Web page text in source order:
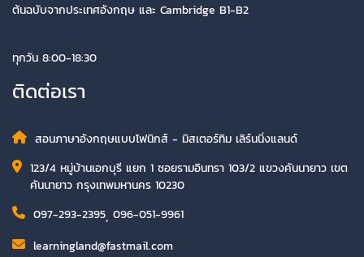
ต้นฉบับจากประเทศอังกฤษ และ Cambridge B1-B2
ทุกวัน 8:00-18:30
ติดต่อเรา
สอนภาษาอังกฤษแบบโฟนิกส์ - มิสเตอร์ทิม เลิร์นนิ่งแลนด์
123/4 หมู่บ้านเอกบุรี แยก 1 ซอยรามอินทรา 103/2 แขวงคันนายาว เขต
คันนายาว กรุงเทพมหานคร 10230
097-293-2395, 096-051-9961
learningland@fastmail.com